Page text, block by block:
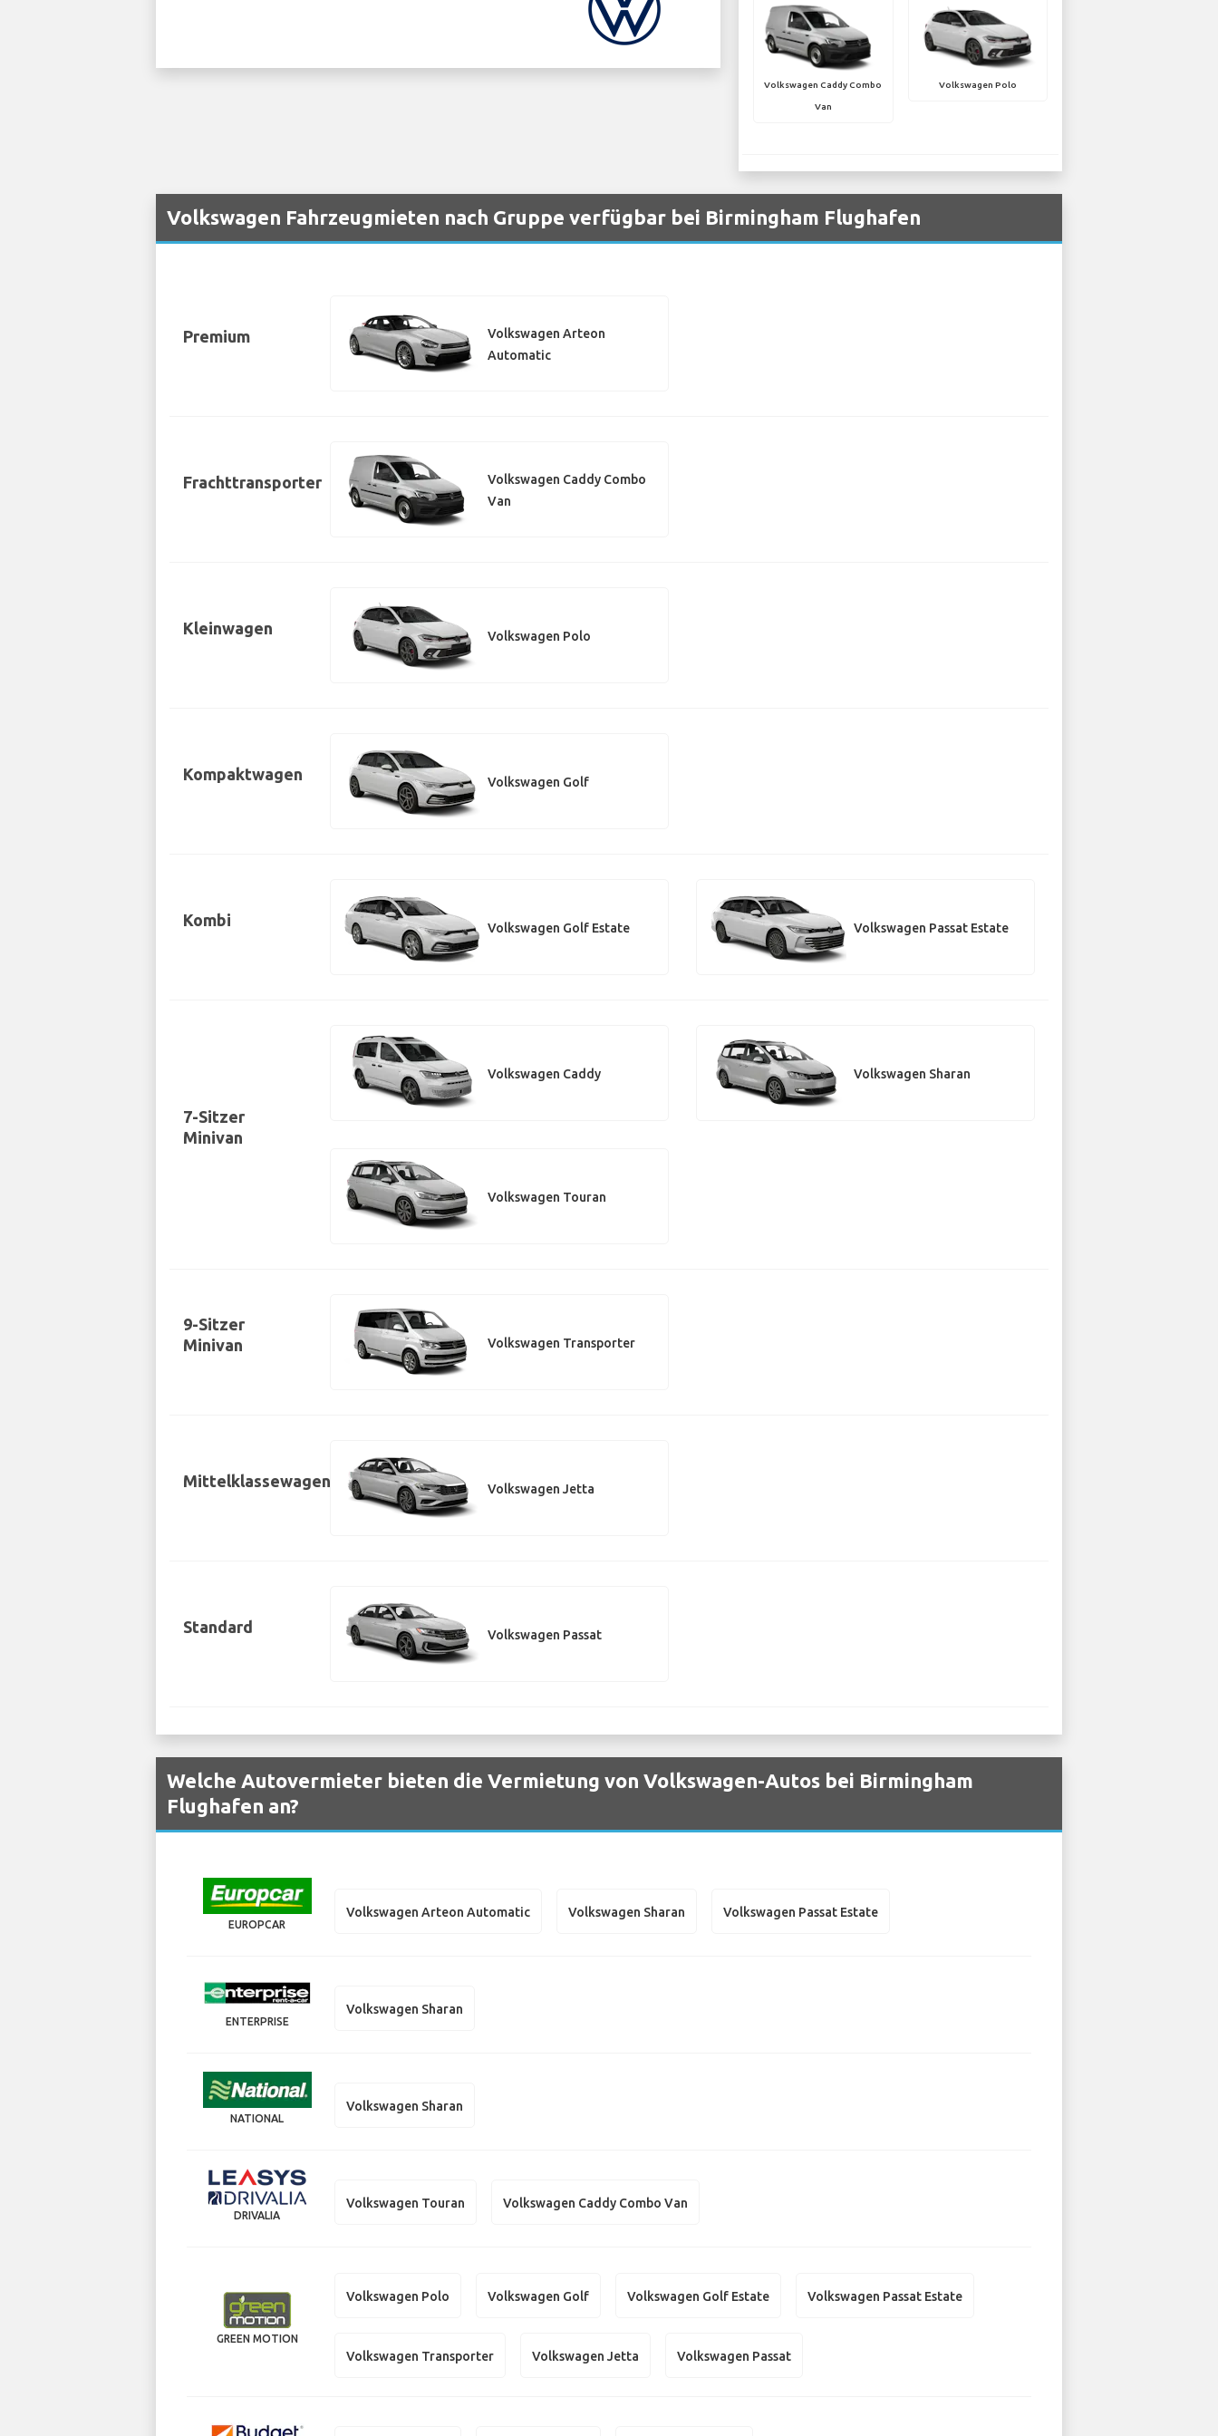
Volkswagen Caddy Combo
Van
Volkswagen Polo
Volkswagen Fahrzeugmieten nach Gruppe verfügbar bei Birmingham Flughafen
Premium
Volkswagen Arteon
Automatic
Frachttransporter
Volkswagen Caddy Combo
Van
Kleinwagen Volkswagen Polo
Kompaktwagen Volkswagen Golf
Kombi Volkswagen Golf Estate Volkswagen Passat Estate
7-Sitzer
Minivan
Volkswagen Caddy Volkswagen Sharan
Volkswagen Touran
9-Sitzer
Minivan
Volkswagen Transporter
Mittelklassewagen Volkswagen Jetta
Standard Volkswagen Passat
Welche Autovermieter bieten die Vermietung von Volkswagen-Autos bei Birmingham
Flughafen an?
EUROPCAR
Volkswagen Arteon Automatic Volkswagen Sharan Volkswagen Passat Estate
ENTERPRISE
Volkswagen Sharan
NATIONAL
Volkswagen Sharan
DRIVALIA
Volkswagen Touran Volkswagen Caddy Combo Van
GREEN MOTION
Volkswagen Polo Volkswagen Golf Volkswagen Golf Estate Volkswagen Passat Estate
Volkswagen Transporter Volkswagen Jetta Volkswagen Passat